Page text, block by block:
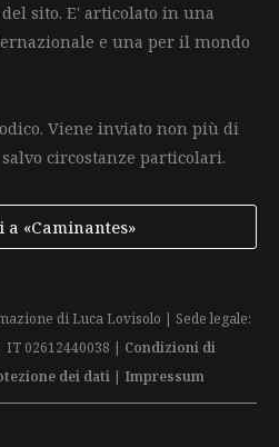
sito. E' articolato in una
e una per il mondo
Viene inviato non più di
circostanze particolari.
«Caminantes»
di Luca Lovisolo | Sede legale:
02612440038 | Condizioni di
dei dati | Impressum